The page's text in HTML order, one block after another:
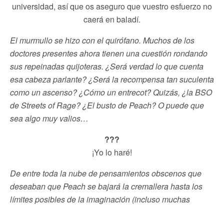
universidad, así que os aseguro que vuestro esfuerzo no
caerá en baladí.
El murmullo se hizo con el quirófano. Muchos de los
doctores presentes ahora tienen una cuestión rondando
sus repeinadas quijoteras. ¿Será verdad lo que cuenta
esa cabeza parlante? ¿Será la recompensa tan suculenta
como un ascenso? ¿Cómo un entrecot? Quizás, ¿la BSO
de Streets of Rage? ¿El busto de Peach? O puede que
sea algo muy valios…
???
¡Yo lo haré!
De entre toda la nube de pensamientos obscenos que
deseaban que Peach se bajará la cremallera hasta los
límites posibles de la imaginación (incluso muchas